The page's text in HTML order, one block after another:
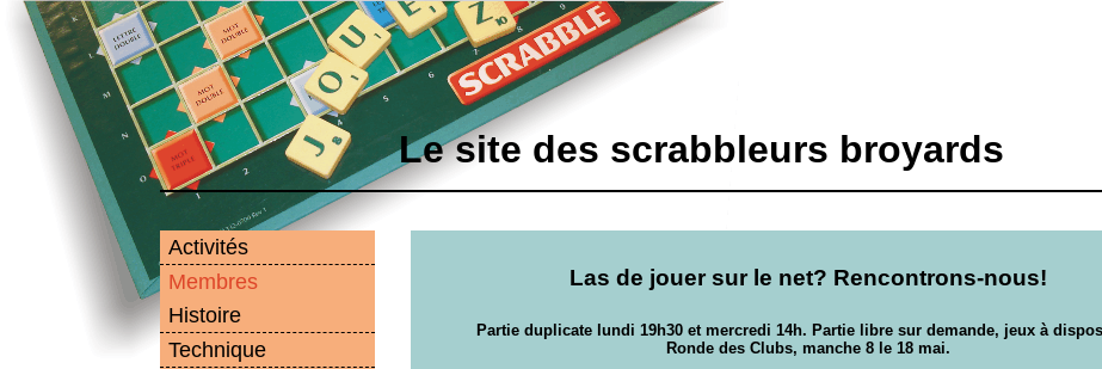
Le site des scrabbleurs broyards
Activités
Membres
Histoire
Technique
Las de jouer sur le net? Rencontrons-nous!
Partie duplicate lundi 19h30 et mercredi 14h. Partie libre sur demande, jeux à
Ronde des Clubs, manche 8 le 18 mai.